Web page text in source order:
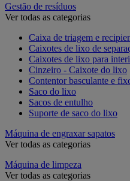
Gestão de resíduos
Ver todas as categorias
Caixa de triagem e
Caixotes de lixo de
Caixotes de lixo para
Cinzeiro - Caixote do lixo
Contentor basculante e
Saco do lixo
Sacos de entulho
Suporte de saco do lixo
Máquina de engraxar sapatos
Ver todas as categorias
Máquina de limpeza
Ver todas as categorias